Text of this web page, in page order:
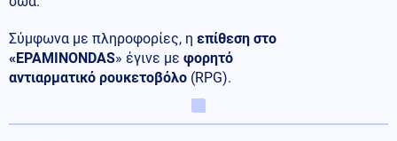
Σύμφωνα με πληροφορίες, η επίθεση στο
«EPAMINONDAS» έγινε με φορητό
αντιαρματικό ρουκετοβόλο (RPG).